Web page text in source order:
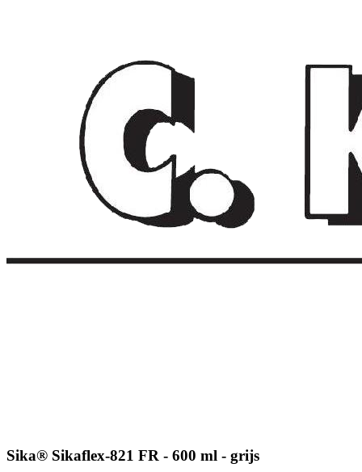
Sika® Sikaflex-821 FR - 600 ml - grijs